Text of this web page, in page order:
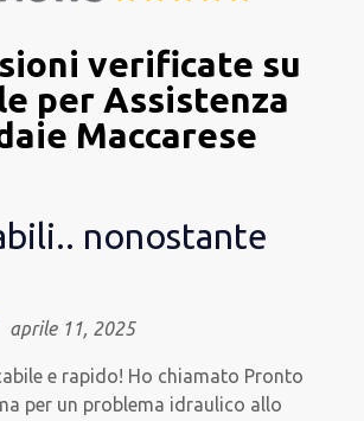
verificate su
per Assistenza
Maccarese
nonostante
aprile 11, 2025
e rapido! Ho chiamato Pronto
per un problema idraulico allo